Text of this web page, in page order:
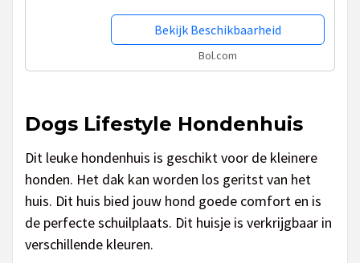
Bekijk Beschikbaarheid
Bol.com
Dogs Lifestyle Hondenhuis
Dit leuke hondenhuis is geschikt voor de kleinere
honden. Het dak kan worden los geritst van het
huis. Dit huis bied jouw hond goede comfort en is
de perfecte schuilplaats. Dit huisje is verkrijgbaar in
verschillende kleuren.